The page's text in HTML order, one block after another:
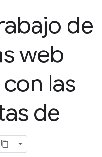
de
web
las
de